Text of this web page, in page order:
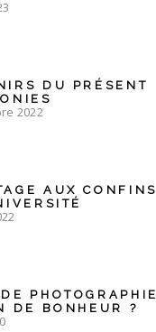
DU PRÉSENT
2022
AUX CONFINS
PHOTOGRAPHIE
DE BONHEUR ?